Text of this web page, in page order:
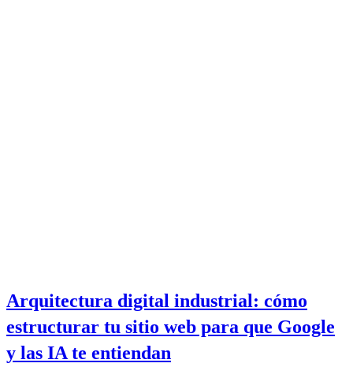
Arquitectura digital industrial: cómo
estructurar tu sitio web para que Google
y las IA te entiendan